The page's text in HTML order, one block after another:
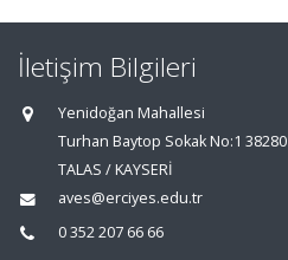
İletişim Bilgileri
Yenidoğan Mahallesi
Turhan Baytop Sokak No:1 38280
TALAS / KAYSERİ
aves@erciyes.edu.tr
0 352 207 66 66